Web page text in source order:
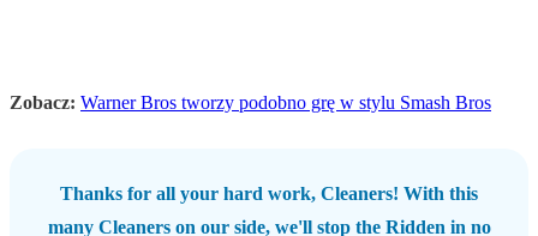
Zobacz: Warner Bros tworzy podobno grę w stylu Smash Bros
Thanks for all your hard work, Cleaners! With this
many Cleaners on our side, we'll stop the Ridden in no